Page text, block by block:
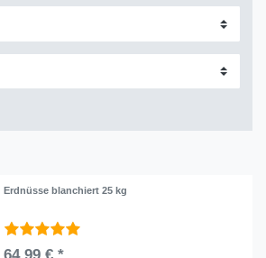
Erdnüsse blanchiert 25 kg